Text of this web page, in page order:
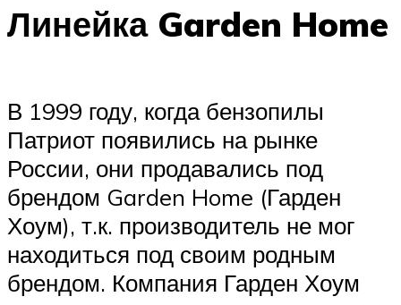
Линейка Garden Home
В 1999 году, когда бензопилы
Патриот появились на рынке
России, они продавались под
брендом Garden Home (Гарден
Хоум), т.к. производитель не мог
находиться под своим родным
брендом. Компания Гарден Хоум